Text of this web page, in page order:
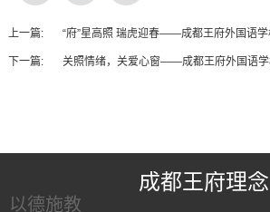
上一篇: “府”星高照 瑞虎迎春——成都王府外国语学
下一篇: 关照情绪，关爱心窗——成都王府外国语学
成都王府理念
以德施教